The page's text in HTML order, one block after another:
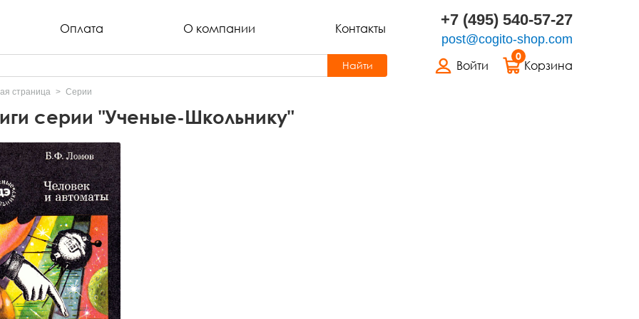
Оплата О компании Контакты +7 (495) 540-57-27
post@cogito-shop.com
Войти
0
Корзина
Найти
страница Серии
серии "Ученые-Школьнику"